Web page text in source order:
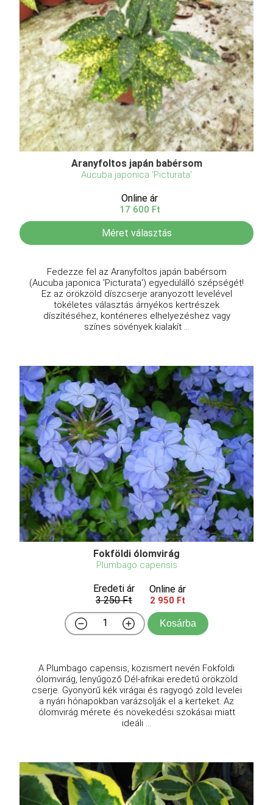
Aranyfoltos japán babérsom
Aucuba japonica 'Picturata'
Online ár
17 600 Ft
Méret választás
Fedezze fel az Aranyfoltos japán babérsom
(Aucuba japonica 'Picturata') egyedülálló szépségét!
Ez az örökzöld díszcserje aranyozott levelével
tökéletes választás árnyékos kertrészek
díszítéséhez, konténeres elhelyezéshez vagy
színes sövények kialakít ...
Fokföldi ólomvirág
Plumbago capensis
Eredeti ár
3 250 Ft
Online ár
2 950 Ft
Kosárba
A Plumbago capensis, közismert nevén Fokföldi
ólomvirág, lenyűgöző Dél-afrikai eredetű örökzöld
cserje. Gyönyörű kék virágai és ragyogó zöld levelei
a nyári hónapokban varázsolják el a kerteket. Az
ólomvirág mérete és növekedési szokásai miatt
ideáli ...